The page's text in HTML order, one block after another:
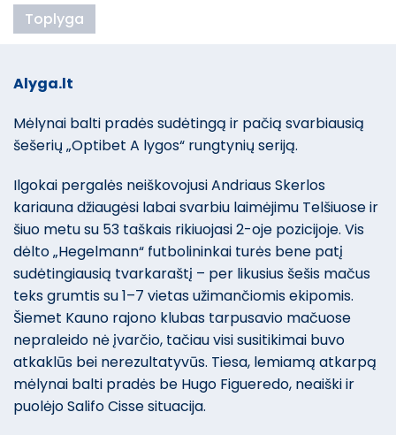
Toplyga
Alyga.lt
Mėlynai balti pradės sudėtingą ir pačią svarbiausią
šešerių „Optibet A lygos“ rungtynių seriją.
Ilgokai pergalės neiškovojusi Andriaus Skerlos
kariauna džiaugėsi labai svarbiu laimėjimu Telšiuose ir
šiuo metu su 53 taškais rikiuojasi 2-oje pozicijoje. Vis
dėlto „Hegelmann“ futbolininkai turės bene patį
sudėtingiausią tvarkaraštį – per likusius šešis mačus
teks grumtis su 1–7 vietas užimančiomis ekipomis.
Šiemet Kauno rajono klubas tarpusavio mačuose
nepraleido nė įvarčio, tačiau visi susitikimai buvo
atkaklūs bei nerezultatyvūs. Tiesa, lemiamą atkarpą
mėlynai balti pradės be Hugo Figueredo, neaiški ir
puolėjo Salifo Cisse situacija.